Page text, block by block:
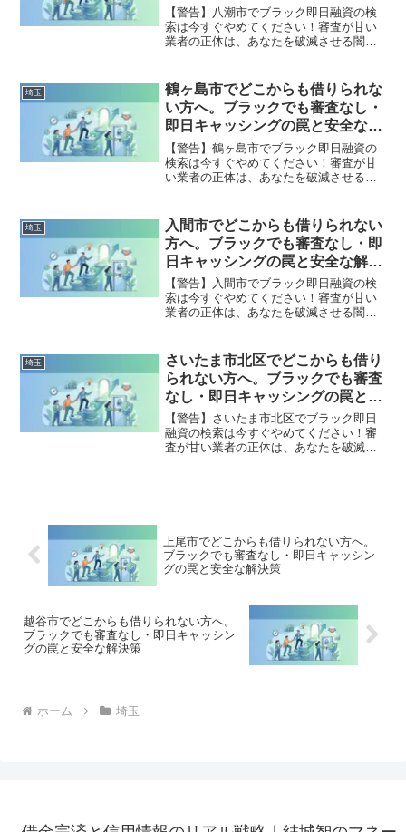
策
【警告】八潮市でブラック即日融資の検
索は今すぐやめてください！審査が甘い
業者の正体は、あなたを破滅させる闇金
市で違法業者を避け、借金地獄から抜け
出した方々の実体験と確実な解決策を完
全公開。
埼玉
鶴ヶ島市でどこからも借りられな
い方へ。ブラックでも審査なし・
即日キャッシングの罠と安全な解
決策
【警告】鶴ヶ島市でブラック即日融資の
検索は今すぐやめてください！審査が甘
い業者の正体は、あなたを破滅させる闇
鶴ヶ島市で違法業者を避け、借金地獄か
ら抜け出した方々の実体験と確実な解決
策を完全公開。
埼玉
入間市でどこからも借りられない
方へ。ブラックでも審査なし・即
日キャッシングの罠と安全な解決
策
【警告】入間市でブラック即日融資の検
索は今すぐやめてください！審査が甘い
業者の正体は、あなたを破滅させる闇金
市で違法業者を避け、借金地獄から抜け
出した方々の実体験と確実な解決策を完
全公開。
埼玉
さいたま市北区でどこからも借り
られない方へ。ブラックでも審査
なし・即日キャッシングの罠と安
全な解決策
【警告】さいたま市北区でブラック即日
融資の検索は今すぐやめてください！審
査が甘い業者の正体は、あなたを破滅さ
上尾市でどこからも借りられない方へ。
ブラックでも審査なし・即日キャッシン
グの罠と安全な解決策
越谷市でどこからも借りられない方へ。
ブラックでも審査なし・即日キャッシン
グの罠と安全な解決策
ホーム 埼玉